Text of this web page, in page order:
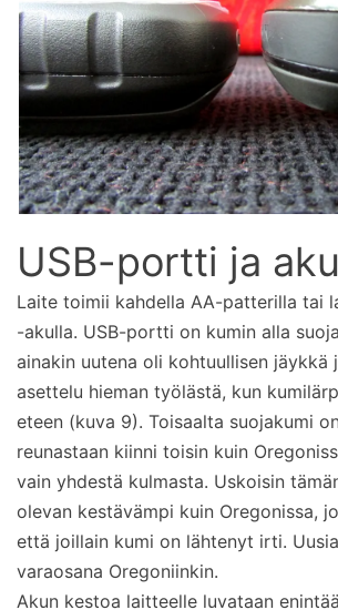
USB-portti ja
Laite toimii kahdella AA-patterilla tai
-akulla. USB-portti on kumin alla
ainakin uutena oli kohtuullisen jäykkä
asettelu hieman työlästä, kun
eteen (kuva 9). Toisaalta suojakumi
reunastaan kiinni toisin kuin
vain yhdestä kulmasta. Uskoisin
olevan kestävämpi kuin Oregonissa,
että joillain kumi on lähtenyt irti.
varaosana Oregoniinkin.
Akun kestoa laitteelle luvataan